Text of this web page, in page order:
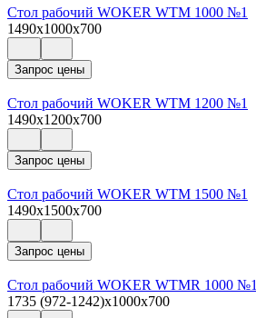
Стол рабочий WOKER WTM 1000 №1
1490x1000x700
Запрос цены
Стол рабочий WOKER WTM 1200 №1
1490x1200x700
Запрос цены
Стол рабочий WOKER WTM 1500 №1
1490x1500x700
Запрос цены
Стол рабочий WOKER WTMR 1000 №1
1735 (972-1242)x1000x700